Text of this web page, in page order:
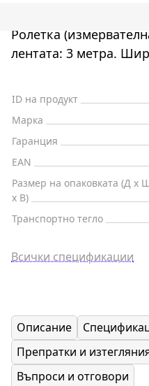
Ролетка
лентата: 3 метра.
ID на продукт
Марка
Гаранция
EAN
Размер на опаковката (Д x
x В)
Транспортно тегло
Всички спецификации
Описание
Препратки и
Въпроси и отговори